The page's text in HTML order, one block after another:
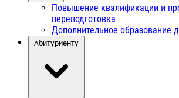
Повышение квалификации и
переподготовка
Дополнительное образование
Абитуриенту